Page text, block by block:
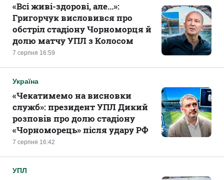
7 серпня 16:59
«Всі живі-здорові, але...»:
Григорчук висловився про
обстріл стадіону Чорноморця й
долю матчу УПЛ з Колосом
Україна
7 серпня 16:42
«Чекатимемо на висновки
служб»: президент УПЛ Дикий
розповів про долю стадіону
«Чорноморець» після удару РФ
УПЛ